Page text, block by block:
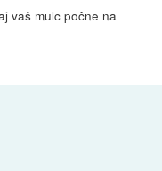
vaš mulc počne na